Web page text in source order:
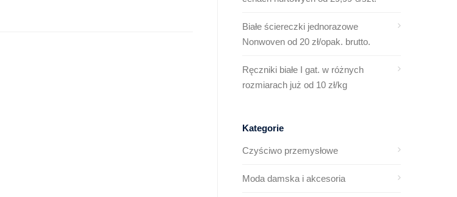
Białe ściereczki jednorazowe
Nonwoven od 20 zł/opak. brutto.
Ręczniki białe I gat. w różnych
rozmiarach już od 10 zł/kg
Kategorie
Czyściwo przemysłowe
Moda damska i akcesoria